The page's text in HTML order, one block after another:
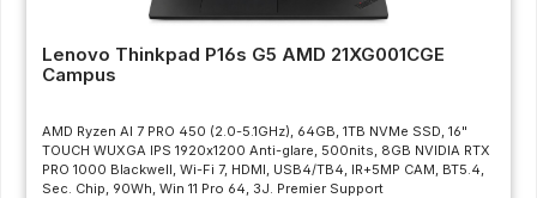
Lenovo Thinkpad P16s G5 AMD 21XG001CGE
Campus
AMD Ryzen AI 7 PRO 450 (2.0-5.1GHz), 64GB, 1TB NVMe SSD, 16"
TOUCH WUXGA IPS 1920x1200 Anti-glare, 500nits, 8GB NVIDIA RTX
PRO 1000 Blackwell, Wi-Fi 7, HDMI, USB4/TB4, IR+5MP CAM, BT5.4,
Sec. Chip, 90Wh, Win 11 Pro 64, 3J. Premier Support